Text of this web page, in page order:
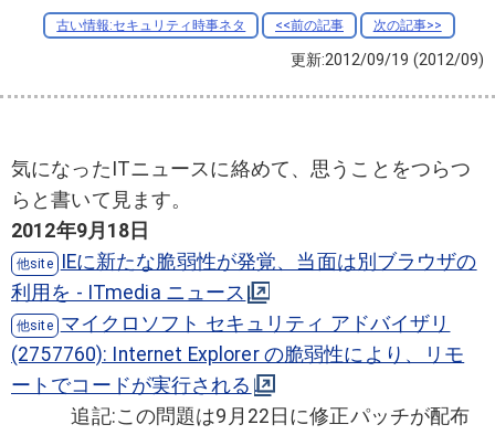
古い情報:セキュリティ時事ネタ <<前の記事 次の記事>>
更新:2012/09/19 (2012/09)
気になったITニュースに絡めて、思うことをつらつ
らと書いて見ます。
2012年9月18日
IEに新たな脆弱性が発覚、当面は別ブラウザの
利用を - ITmedia ニュース
マイクロソフト セキュリティ アドバイザリ
(2757760): Internet Explorer の脆弱性により、リモ
ートでコードが実行される
追記:この問題は9月22日に修正パッチが配布